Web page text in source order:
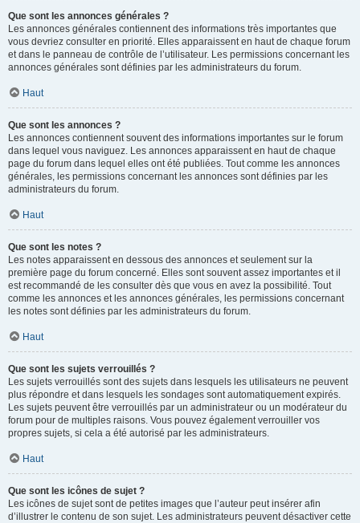
Que sont les annonces générales ?
Les annonces générales contiennent des informations très importantes que
vous devriez consulter en priorité. Elles apparaissent en haut de chaque forum
et dans le panneau de contrôle de l’utilisateur. Les permissions concernant les
annonces générales sont définies par les administrateurs du forum.
Haut
Que sont les annonces ?
Les annonces contiennent souvent des informations importantes sur le forum
dans lequel vous naviguez. Les annonces apparaissent en haut de chaque
page du forum dans lequel elles ont été publiées. Tout comme les annonces
générales, les permissions concernant les annonces sont définies par les
administrateurs du forum.
Haut
Que sont les notes ?
Les notes apparaissent en dessous des annonces et seulement sur la
première page du forum concerné. Elles sont souvent assez importantes et il
est recommandé de les consulter dès que vous en avez la possibilité. Tout
comme les annonces et les annonces générales, les permissions concernant
les notes sont définies par les administrateurs du forum.
Haut
Que sont les sujets verrouillés ?
Les sujets verrouillés sont des sujets dans lesquels les utilisateurs ne peuvent
plus répondre et dans lesquels les sondages sont automatiquement expirés.
Les sujets peuvent être verrouillés par un administrateur ou un modérateur du
forum pour de multiples raisons. Vous pouvez également verrouiller vos
propres sujets, si cela a été autorisé par les administrateurs.
Haut
Que sont les icônes de sujet ?
Les icônes de sujet sont de petites images que l’auteur peut insérer afin
d’illustrer le contenu de son sujet. Les administrateurs peuvent désactiver cette